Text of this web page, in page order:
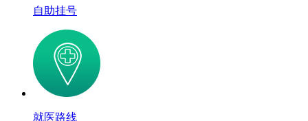
自助挂号
就医路线